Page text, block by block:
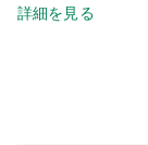
ーバなどのデバイ
詳細を見る